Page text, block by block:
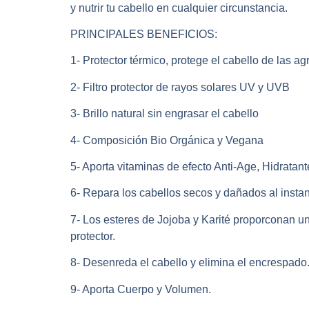
y nutrir tu cabello en cualquier circunstancia.
PRINCIPALES BENEFICIOS:
1- Protector térmico, protege el cabello de las
2- Filtro protector de rayos solares UV y UVB
3- Brillo natural sin engrasar el cabello
4- Composición Bio Orgánica y Vegana
5- Aporta vitaminas de efecto Anti-Age,
6- Repara los cabellos secos y dañados al
7- Los esteres de Jojoba y Karité proporconan
protector.
8- Desenreda el cabello y elimina el
9- Aporta Cuerpo y Volumen.